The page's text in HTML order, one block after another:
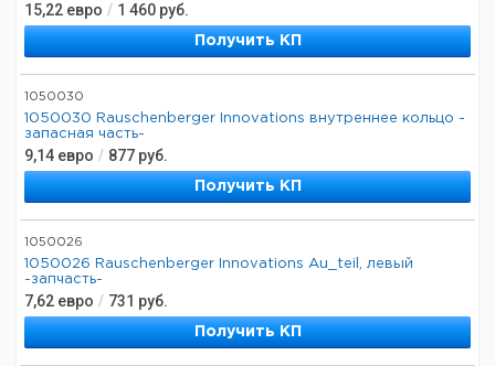
15,22 евро / 1 460 руб.
Получить КП
1050030
1050030 Rauschenberger Innovations внутреннее кольцо -
запасная часть-
9,14 евро / 877 руб.
Получить КП
1050026
1050026 Rauschenberger Innovations Au_teil, левый
-запчасть-
7,62 евро / 731 руб.
Получить КП